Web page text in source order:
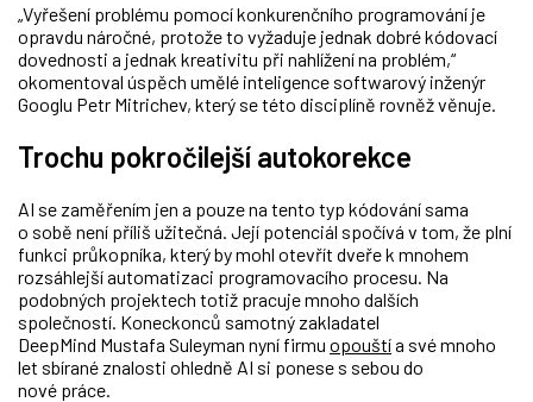
„Vyřešení problému pomocí konkurenčního programování je
opravdu náročné, protože to vyžaduje jednak dobré kódovací
dovednosti a jednak kreativitu při nahlížení na problém,“
okomentoval úspěch umělé inteligence softwarový inženýr
Googlu Petr Mitrichev, který se této disciplíně rovněž věnuje.
Trochu pokročilejší autokorekce
AI se zaměřením jen a pouze na tento typ kódování sama
o sobě není příliš užitečná. Její potenciál spočívá v tom, že plní
funkci průkopníka, který by mohl otevřít dveře k mnohem
rozsáhlejší automatizaci programovacího procesu. Na
podobných projektech totiž pracuje mnoho dalších
společností. Koneckonců samotný zakladatel
DeepMind Mustafa Suleyman nyní firmu opouštía své mnoho
let sbírané znalosti ohledně AI si ponese s sebou do
nové práce.